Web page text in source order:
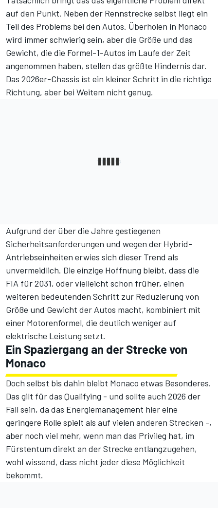
auf den Punkt. Neben der Rennstrecke selbst liegt ein
Teil des Problems bei den Autos. Überholen in Monaco
wird immer schwierig sein, aber die Größe und das
Gewicht, die die Formel-1-Autos im Laufe der Zeit
angenommen haben, stellen das größte Hindernis dar.
Das 2026er-Chassis ist ein kleiner Schritt in die richtige
Richtung, aber bei Weitem nicht genug.
Aufgrund der über die Jahre gestiegenen
Sicherheitsanforderungen und wegen der Hybrid-
Antriebseinheiten erwies sich dieser Trend als
unvermeidlich. Die einzige Hoffnung bleibt, dass die
FIA für 2031, oder vielleicht schon früher, einen
weiteren bedeutenden Schritt zur Reduzierung von
Größe und Gewicht der Autos macht, kombiniert mit
einer Motorenformel, die deutlich weniger auf
elektrische Leistung setzt.
Ein Spaziergang an der Strecke von
Monaco
Doch selbst bis dahin bleibt Monaco etwas Besonderes.
Das gilt für das Qualifying - und sollte auch 2026 der
Fall sein, da das Energiemanagement hier eine
geringere Rolle spielt als auf vielen anderen Strecken -,
aber noch viel mehr, wenn man das Privileg hat, im
Fürstentum direkt an der Strecke entlangzugehen,
wohl wissend, dass nicht jeder diese Möglichkeit
bekommt.